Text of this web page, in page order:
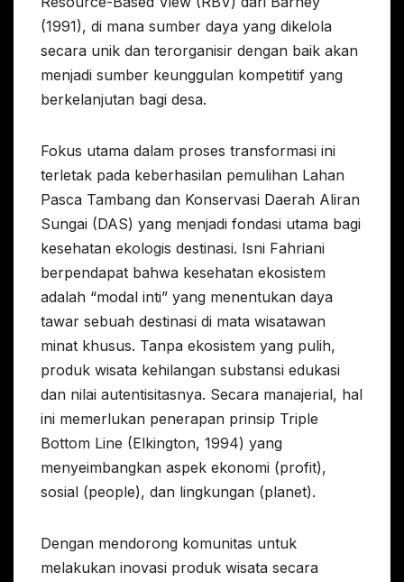
(1991), di mana sumber daya yang dikelola
secara unik dan terorganisir dengan baik akan
menjadi sumber keunggulan kompetitif yang
berkelanjutan bagi desa.
Fokus utama dalam proses transformasi ini
terletak pada keberhasilan pemulihan Lahan
Pasca Tambang dan Konservasi Daerah Aliran
Sungai (DAS) yang menjadi fondasi utama bagi
kesehatan ekologis destinasi. Isni Fahriani
berpendapat bahwa kesehatan ekosistem
adalah “modal inti” yang menentukan daya
tawar sebuah destinasi di mata wisatawan
minat khusus. Tanpa ekosistem yang pulih,
produk wisata kehilangan substansi edukasi
dan nilai autentisitasnya. Secara manajerial, hal
ini memerlukan penerapan prinsip Triple
Bottom Line (Elkington, 1994) yang
menyeimbangkan aspek ekonomi (profit),
sosial (people), dan lingkungan (planet).
Dengan mendorong komunitas untuk
melakukan inovasi produk wisata secara